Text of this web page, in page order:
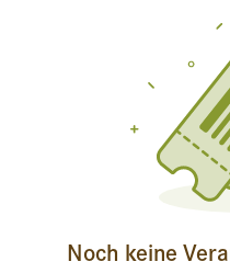
Noch keine